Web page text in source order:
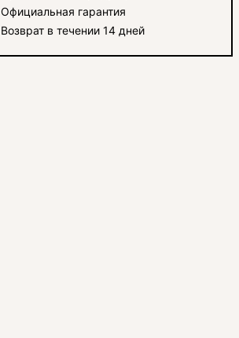
Официальная гарантия
Возврат в течении 14 дней